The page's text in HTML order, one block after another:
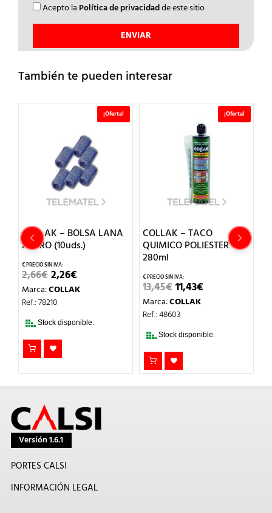
Acepto la Política de privacidadde este sitio
También te pueden interesar
¡Oferta!
COLLAK – BOLSA LANA
ACERO (10uds.)
2,66€EL
PRECIO
ORIGINAL
ERA:
2,26€PRECIO
ACTUAL
Marca:COLLAK
Ref.: 78210
Stock disponible.
¡Oferta!
COLLAK – TACO
QUIMICO POLIESTER
280ml
13,45€EL
PRECIO
ORIGINAL
ERA:
11,43€
Marca:COLLAK
Ref.: 48603
Stock disponible.
Versión 1.6.1
PORTES CALSI
INFORMACIÓN LEGAL